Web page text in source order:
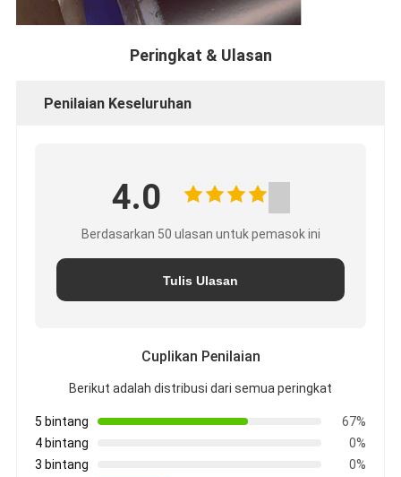
Peringkat & Ulasan
Penilaian Keseluruhan
4.0
Berdasarkan 50 ulasan untuk pemasok ini
Tulis Ulasan
Cuplikan Penilaian
Berikut adalah distribusi dari semua peringkat
5 bintang
67%
4 bintang
0%
3 bintang
0%